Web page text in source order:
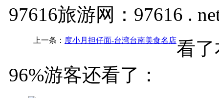
97616旅游网：97616 .
上一条： 度小月担仔面-台湾台南美食名店看
96%游客还看了：